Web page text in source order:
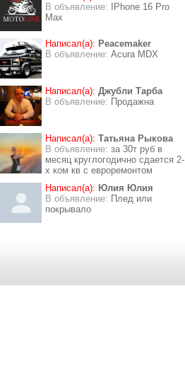
В объявление:
IPhone 16 Pro
Max
Написал(а): Peacemaker
В объявление: Acura MDX
Написал(а): Джубли Тарба
В объявление: Продажна
Написал(а): Татьяна Рыкова
В объявление: за 30т руб в
месяц круглогодично сдается 2-
х ком кв с евроремонтом
Написал(а): Юлия Юлия
В объявление: Плед или
покрывало